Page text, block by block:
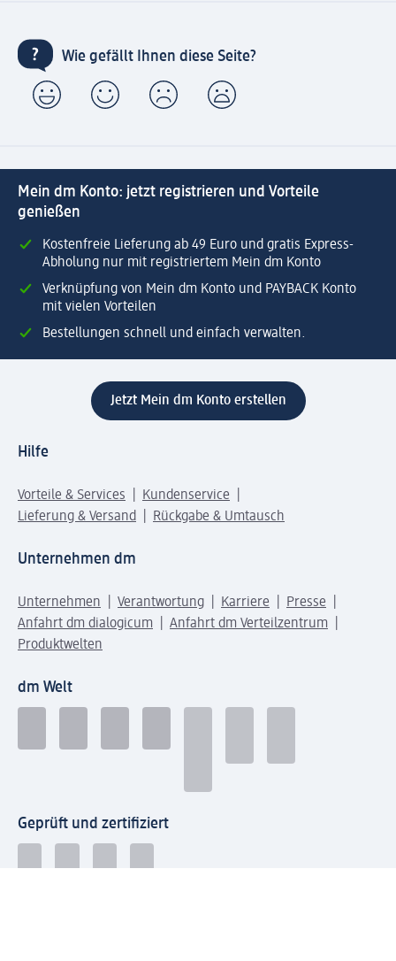
Wie gefällt Ihnen diese Seite?
Mein dm Konto: jetzt registrieren und Vorteile
genießen
Kostenfreie Lieferung ab 49 Euro und gratis Express-
Abholung nur mit registriertem Mein dm Konto
Verknüpfung von Mein dm Konto und PAYBACK Konto
mit vielen Vorteilen
Bestellungen schnell und einfach verwalten.
Jetzt Mein dm Konto erstellen
Hilfe
Vorteile & Services
Kundenservice
Lieferung & Versand
Rückgabe & Umtausch
Unternehmen dm
Unternehmen Verantwortung Karriere
Presse
Anfahrt dm dialogicum
Anfahrt dm Verteilzentrum
Produktwelten
dm Welt
Geprüft und zertifiziert